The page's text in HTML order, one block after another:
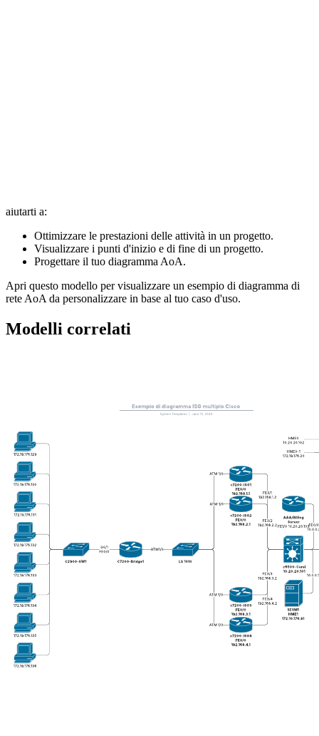
aiutarti a:
Ottimizzare le prestazioni delle attività in un progetto.
Visualizzare i punti d'inizio e di fine di un progetto.
Progettare il tuo diagramma AoA.
Apri questo modello per visualizzare un esempio di diagramma di
rete AoA da personalizzare in base al tuo caso d'uso.
Modelli correlati